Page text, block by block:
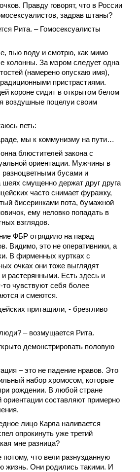
Правду говорят, что в России
задрав штаны?
Рита. – Гомосексуалисты
пью воду и смотрю, как мимо
колонны. За мэром следует одна
(намерено опускаю имя),
пристрастиями.
короне сидит в открытом белом
воздушные поцелуи своим
петь:
мы к коммунизму на пути…
блюстителей закона с
ориентации. Мужчины в
бусами и
шеях смущенно держат друг друга
часто снимает фуражку,
бисеринками пота, бумажной
ему неловко попадать в
взглядов.
ФБР отрядило на парад
Видимо, это не оперативники, а
В фирменных куртках с
очках они тоже выглядят
растерянными. Есть здесь и
чувствуют себя более
и смеются.
притащили, - брезгливо
– возмущается Рита.
демонстрировать половую
– это не падение нравов. Это
набор хромосом, которые
рождении. В любой стране
составляют примерно
лицо Карла наливается
опрокинуть уже третий
мне разница?
что вели разнузданную
жизнь. Они родились такими. И